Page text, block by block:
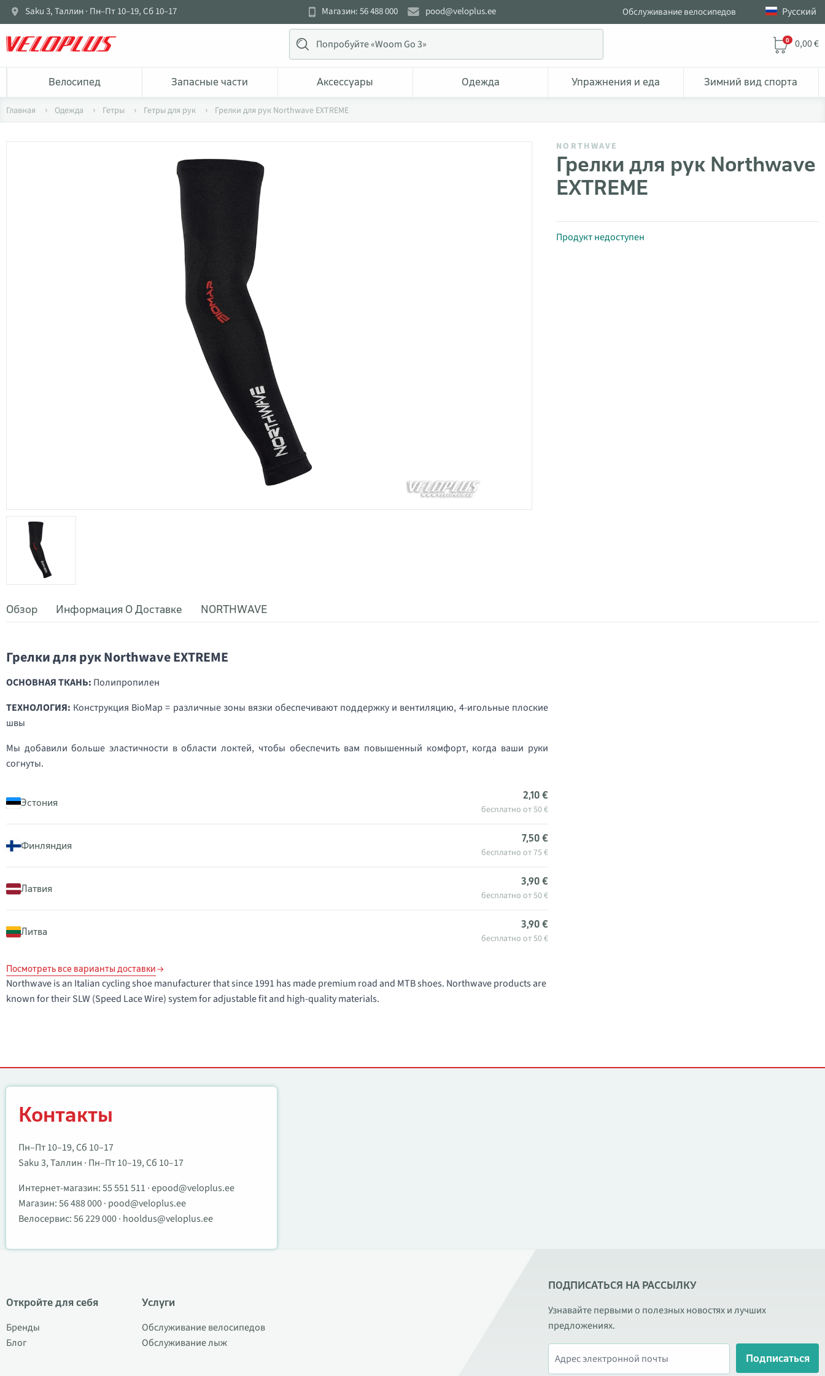
Saku 3, Таллин · Пн–Пт 10–19, Сб 10–17 Магазин: 56 488 000 pood@veloplus.ee Обслуживание велосипедов Pусский
0 0,00 €
Bелосипед Запасные части Аксессуары Одежда Упражнения и еда Зимний вид спорта
Главная Одежда Гетры Гетры для рук Грелки для рук Northwave EXTREME
NORTHWAVE
Грелки для рук Northwave
EXTREME
Продукт недоступен
Обзор Информация О Доставке NORTHWAVE
Грелки для рук Northwave EXTREME
ОСНОВНАЯ ТКАНЬ: Полипропилен
ТЕХНОЛОГИЯ: Конструкция BioMap = различные зоны вязки обеспечивают поддержку и вентиляцию, 4-игольные плоские
швы
Мы добавили больше эластичности в области локтей, чтобы обеспечить вам повышенный комфорт, когда ваши руки
согнуты.
Эстония
2,10 €
бесплатно от 50 €
Финляндия
7,50 €
бесплатно от 75 €
Латвия
3,90 €
бесплатно от 50 €
Литва
3,90 €
бесплатно от 50 €
Посмотреть все варианты доставки
Northwave is an Italian cycling shoe manufacturer that since 1991 has made premium road and MTB shoes. Northwave products are
known for their SLW (Speed Lace Wire) system for adjustable fit and high-quality materials.
Контакты
Пн–Пт 10–19, Сб 10–17
Saku 3, Таллин · Пн–Пт 10–19, Сб 10–17
Интернет-магазин:55 551 511 ·epood@veloplus.ee
Магазин:56 488 000· pood@veloplus.ee
Велосервис:56 229 000· hooldus@veloplus.ee
Откройте для себя
Бренды
Блог
Услуги
Обслуживание велосипедов
Обслуживание лыж
ПОДПИСАТЬСЯ НА РАССЫЛКУ
Узнавайте первыми о полезных новостях и лучших
предложениях.
Подписаться